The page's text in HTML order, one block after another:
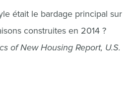
était le bardage principal sur
construites en 2014 ?
of New Housing Report, U.S.